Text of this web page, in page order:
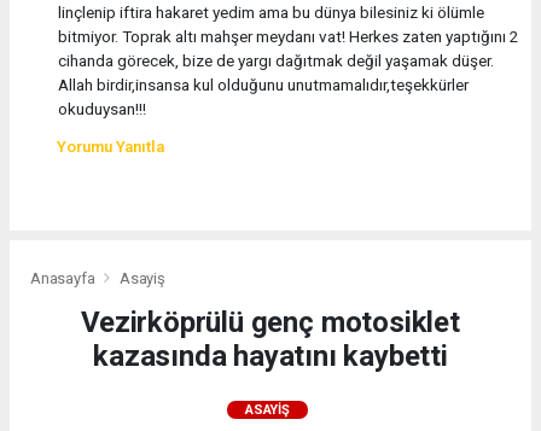
linçlenip iftira hakaret yedim ama bu dünya bilesiniz ki ölümle
bitmiyor. Toprak altı mahşer meydanı vat! Herkes zaten yaptığını 2
cihanda görecek, bize de yargı dağıtmak değil yaşamak düşer.
Allah birdir,insansa kul olduğunu unutmamalıdır,teşekkürler
okuduysan!!!
Yorumu Yanıtla
Anasayfa Asayiş
Vezirköprülü genç motosiklet
kazasında hayatını kaybetti
ASAYIŞ